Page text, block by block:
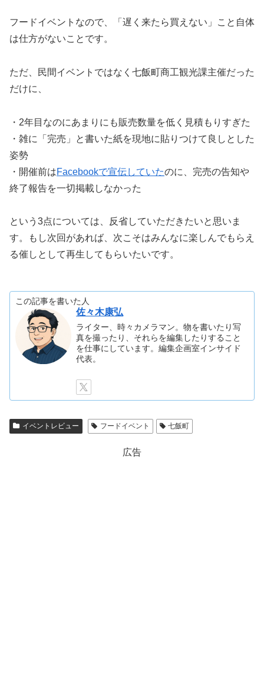
フードイベントなので、「遅く来たら買えない」こと自体
は仕方がないことです。
ただ、民間イベントではなく七飯町商工観光課主催だった
だけに、
・2年目なのにあまりにも販売数量を低く見積もりすぎた
・雑に「完売」と書いた紙を現地に貼りつけて良しとした
姿勢
・開催前はFacebookで宣伝していたのに、完売の告知や
終了報告を一切掲載しなかった
という3点については、反省していただきたいと思いま
す。もし次回があれば、次こそはみんなに楽しんでもらえ
る催しとして再生してもらいたいです。
この記事を書いた人
佐々木康弘
ライター、時々カメラマン。物を書いたり写
真を撮ったり、それらを編集したりすること
を仕事にしています。編集企画室インサイド
代表。
イベントレビュー フードイベント 七飯町
広告